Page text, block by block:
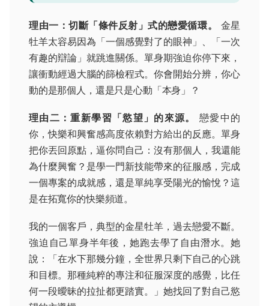
理由一：切斷「條件反射」式的戀愛循環。
金星
牡羊太容易因為「一個感覺對了的眼神」、「一次
有趣的辯論」就跳進關係。單身期強迫你停下來，
讓衝動經過大腦的篩檢程式。你會開始分辨，你心
動的是那個人，還是只是心動「本身」？
理由二：重新學習「慾望」的來源。
戀愛中的
你，快樂和興奮感高度依賴對方給出的反應。單身
把你丟回原點，逼你問自己：沒有那個人，我還能
為什麼興奮？是學一門新技能帶來的征服感，完成
一個專案的成就感，還是單純享受陽光的愉悅？這
是在拓寬你的快樂頻道。
我的一個客戶，典型的金星牡羊，過去戀愛不斷。
強迫自己單身半年後，她跑去學了自由潛水。她
說：「在水下那幾分鐘，全世界只剩下自己的心跳
和目標。那種純粹的專注和征服深度的感覺，比任
何一段曖昧的拉扯都更踏實。」她找回了對自己慾